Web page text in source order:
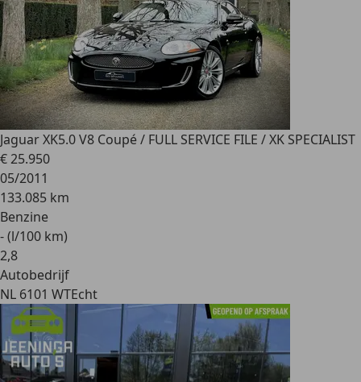
Jaguar XK5.0 V8 Coupé / FULL SERVICE FILE / XK SPECIALIST
€ 25.950
05/2011
133.085 km
Benzine
- (l/100 km)
2,8
Autobedrijf
NL 6101 WTEcht